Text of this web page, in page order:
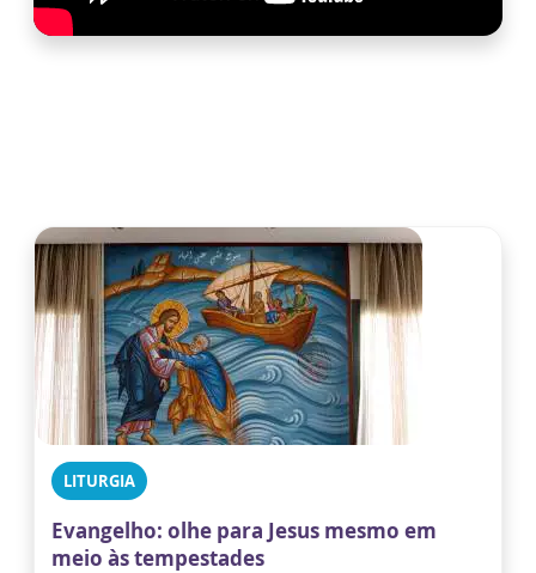
LITURGIA
Evangelho: olhe para Jesus mesmo em
meio às tempestades